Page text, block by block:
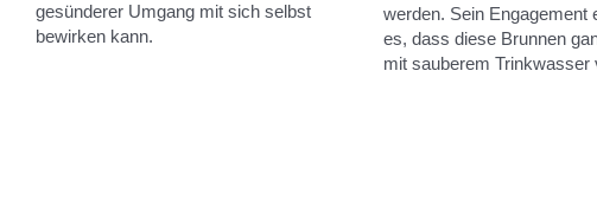
gesünderer Umgang mit sich selbst
bewirken kann.
werden. Sein Engagement
es, dass diese Brunnen
mit sauberem Trinkwasser